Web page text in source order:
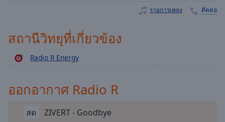
Chapters
Descriptions
selected
Subtitles
รายการเพลง ติดต่อ
สถานีวิทยุที่เกี่ยวข้อง
Radio R Energy
ออกอากาศ Radio R
สด ZIVERT - Goodbye